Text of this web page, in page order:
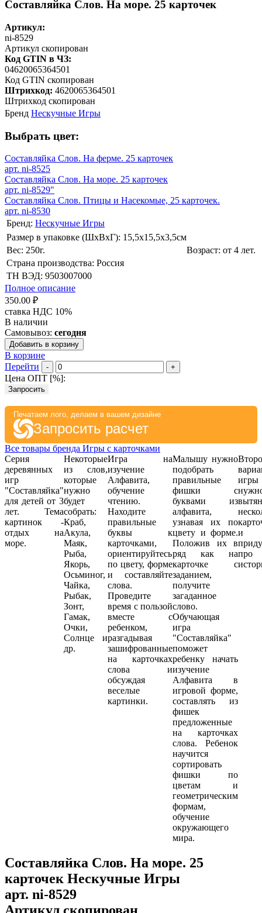
Составляйка Слов. На море. 25 карточек
Артикул:
ni-8529
Артикул скопирован
Код GTIN в ЧЗ:
04620065364501
Код GTIN скопирован
Штрихкод: 4620065364501
Штрихкод скопирован
Бренд Нескучные Игры
Выбрать цвет:
Составляйка Слов. На ферме. 25 карточек
арт. ni-8525
Составляйка Слов. На море. 25 карточек
арт. ni-8529"
Составляйка Слов. Птицы и Насекомые, 25 карточек.
арт. ni-8530
Бренд: Нескучные Игры
Размер в упаковке (ШхВxГ): 15,5х15,5х3,5cм
Вес: 250г.
Возраст: от 4 лет.
Страна производства: Россия
ТН ВЭД: 9503007000
Полное описание
350.00 ₽
ставка НДС 10%
В наличии
Самовывоз: сегодня
Добавить в корзину
В корзине
Перейти
- +
Цена ОПТ [%]:
Запросить
Печатаем лого, делаем в вашем дизайне
Запросить расчет
Все товары бренда Игры с карточками
Серия
деревянных
игр
"Составляйка"
для детей от 3
лет. Тема
картинок -
отдых на
море.
Некоторые
из слов,
которые
нужно
будет
собрать:
Краб,
Акула,
Маяк,
Рыба,
Якорь,
Осьминог,
Чайка,
Рыбак,
Зонт,
Гамак,
Очки,
Солнце и
др.
Игра на
изучение
Алфавита,
обучение
чтению.
Находите
правильные
буквы к
карточками,
ориентируйтесь
по цвету, форме
и составляйте
слова.
Проведите
время с пользой
вместе с
ребенком,
разгадывая
зашифрованные
на карточках
слова и
обсуждая
веселые
картинки.
Малышу нужно
подобрать
правильные
фишки с
буквами из
алфавита,
узнавая их по
цвету и форме.
Положив их в
ряд как на
карточке с
заданием,
получите
загаданное
слово.
Обучающая
игра
"Составляйка"
поможет
ребенку начать
изучение
Алфавита в
игровой форме,
составлять из
фишек
предложенные
на карточках
слова. Ребенок
научится
сортировать
фишки по
цветам и
геометрическим
формам,
обучение
окружающего
мира.
и
про
Составляйка Слов. На море. 25
карточек Нескучные Игры
арт. ni-8529